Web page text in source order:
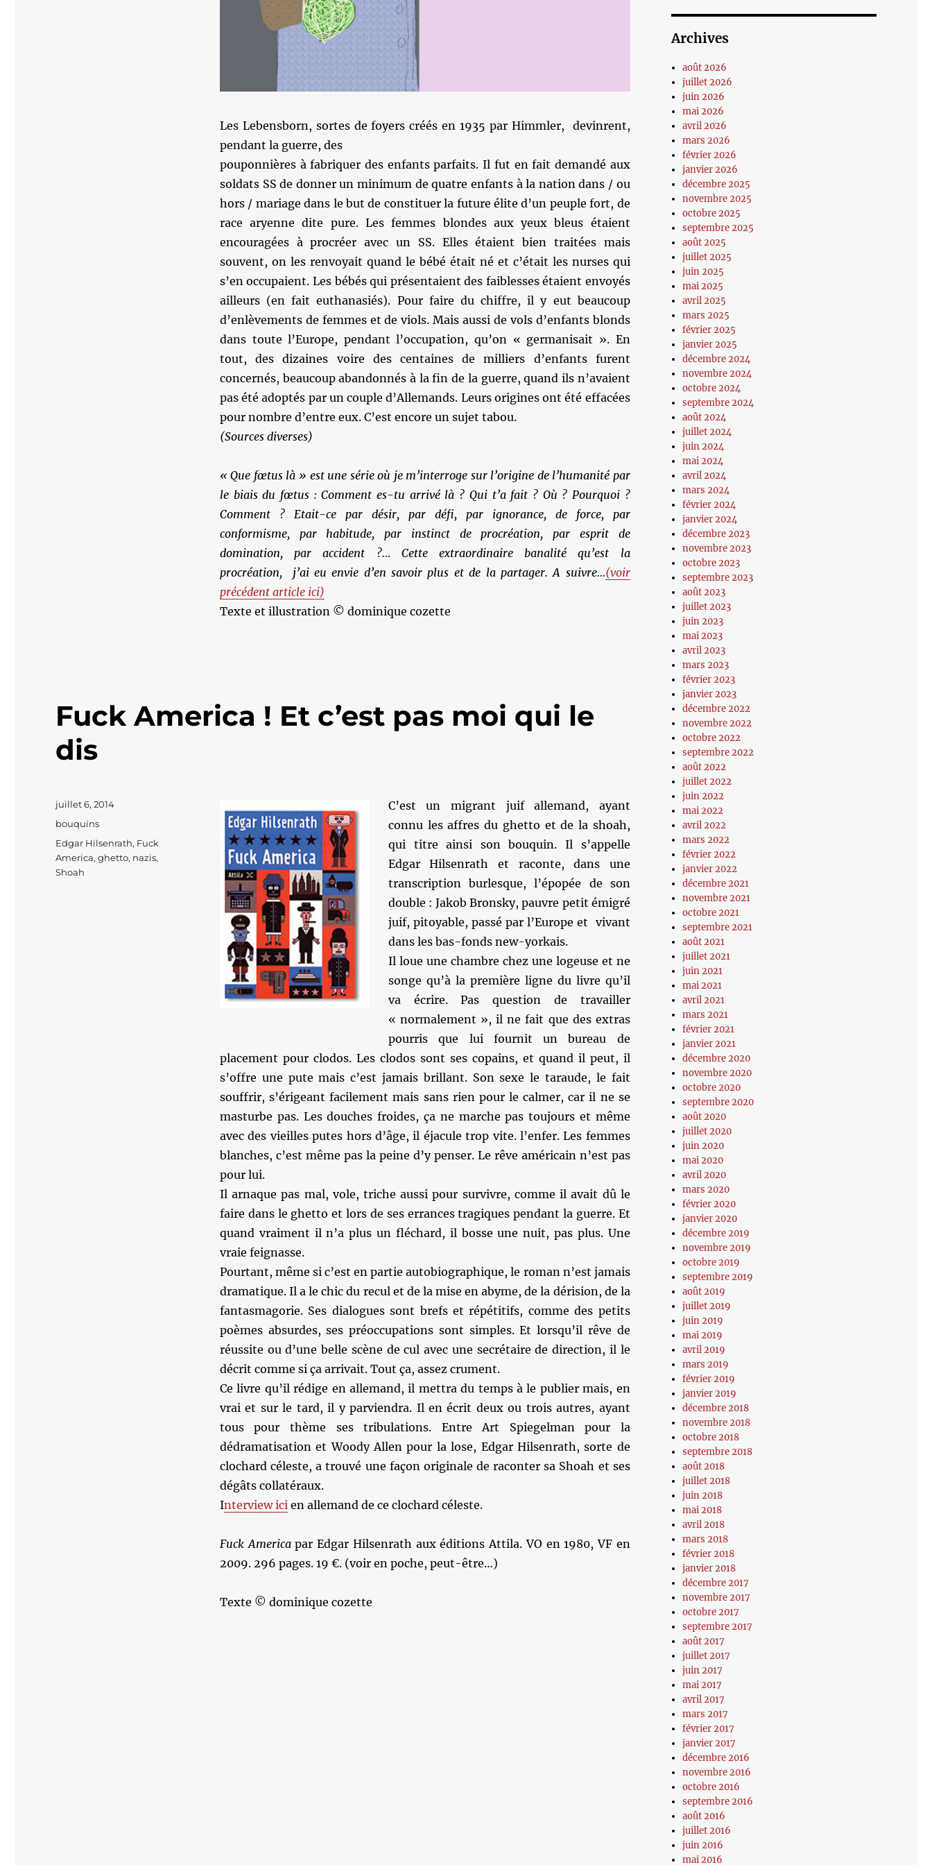
Les Lebensborn, sortes de foyers créés en 1935 par Himmler, devinrent,
pendant la guerre, des
pouponnières à fabriquer des enfants parfaits. Il fut en fait demandé aux
soldats SS de donner un minimum de quatre enfants à la nation dans / ou
hors / mariage dans le but de constituer la future élite d’un peuple fort, de
race aryenne dite pure. Les femmes blondes aux yeux bleus étaient
encouragées à procréer avec un SS. Elles étaient bien traitées mais
souvent, on les renvoyait quand le bébé était né et c’était les nurses qui
s’en occupaient. Les bébés qui présentaient des faiblesses étaient envoyés
ailleurs (en fait euthanasiés). Pour faire du chiffre, il y eut beaucoup
d’enlèvements de femmes et de viols. Mais aussi de vols d’enfants blonds
dans toute l’Europe, pendant l’occupation, qu’on « germanisait ». En
tout, des dizaines voire des centaines de milliers d’enfants furent
concernés, beaucoup abandonnés à la fin de la guerre, quand ils n’avaient
pas été adoptés par un couple d’Allemands. Leurs origines ont été effacées
pour nombre d’entre eux. C’est encore un sujet tabou.
(Sources diverses)
« Que fœtus là » est une série où je m’interroge sur l’origine de l’humanité par
le biais du fœtus : Comment es-tu arrivé là ? Qui t’a fait ? Où ? Pourquoi ?
Comment ? Etait-ce par désir, par défi, par ignorance, de force, par
conformisme, par habitude, par instinct de procréation, par esprit de
domination, par accident ?… Cette extraordinaire banalité qu’est la
procréation, j’ai eu envie d’en savoir plus et de la partager. A suivre…(voir
précédent article ici)
Texte et illustration © dominique cozette
Fuck America ! Et c’est pas moi qui le
dis
C’est un migrant juif allemand, ayant
connu les affres du ghetto et de la shoah,
qui titre ainsi son bouquin. Il s’appelle
Edgar Hilsenrath et raconte, dans une
transcription burlesque, l’épopée de son
double : Jakob Bronsky, pauvre petit émigré
juif, pitoyable, passé par l’Europe et vivant
dans les bas-fonds new-yorkais.
Il loue une chambre chez une logeuse et ne
songe qu’à la première ligne du livre qu’il
va écrire. Pas question de travailler
« normalement », il ne fait que des extras
pourris que lui fournit un bureau de
placement pour clodos. Les clodos sont ses copains, et quand il peut, il
s’offre une pute mais c’est jamais brillant. Son sexe le taraude, le fait
souffrir, s’érigeant facilement mais sans rien pour le calmer, car il ne se
masturbe pas. Les douches froides, ça ne marche pas toujours et même
avec des vieilles putes hors d’âge, il éjacule trop vite. l’enfer. Les femmes
blanches, c’est même pas la peine d’y penser. Le rêve américain n’est pas
pour lui.
Il arnaque pas mal, vole, triche aussi pour survivre, comme il avait dû le
faire dans le ghetto et lors de ses errances tragiques pendant la guerre. Et
quand vraiment il n’a plus un fléchard, il bosse une nuit, pas plus. Une
vraie feignasse.
Pourtant, même si c’est en partie autobiographique, le roman n’est jamais
dramatique. Il a le chic du recul et de la mise en abyme, de la dérision, de la
fantasmagorie. Ses dialogues sont brefs et répétitifs, comme des petits
poèmes absurdes, ses préoccupations sont simples. Et lorsqu’il rêve de
réussite ou d’une belle scène de cul avec une secrétaire de direction, il le
décrit comme si ça arrivait. Tout ça, assez crument.
Ce livre qu’il rédige en allemand, il mettra du temps à le publier mais, en
vrai et sur le tard, il y parviendra. Il en écrit deux ou trois autres, ayant
tous pour thème ses tribulations. Entre Art Spiegelman pour la
dédramatisation et Woody Allen pour la lose, Edgar Hilsenrath, sorte de
clochard céleste, a trouvé une façon originale de raconter sa Shoah et ses
dégâts collatéraux.
Interview icien allemand de ce clochard céleste.
Fuck Americapar Edgar Hilsenrath aux éditions Attila. VO en 1980, VF en
2009. 296 pages. 19 €. (voir en poche, peut-être…)
Texte © dominique cozette
Publié
le
juillet 6, 2014
Catégories
bouquins
Étiquettes
Edgar Hilsenrath, Fuck
America,ghetto, nazis,
Shoah
Archives
août 2026
juillet 2026
juin 2026
mai 2026
avril 2026
mars 2026
février 2026
janvier 2026
décembre 2025
novembre 2025
octobre 2025
septembre 2025
août 2025
juillet 2025
juin 2025
mai 2025
avril 2025
mars 2025
février 2025
janvier 2025
décembre 2024
novembre 2024
octobre 2024
septembre 2024
août 2024
juillet 2024
juin 2024
mai 2024
avril 2024
mars 2024
février 2024
janvier 2024
décembre 2023
novembre 2023
octobre 2023
septembre 2023
août 2023
juillet 2023
juin 2023
mai 2023
avril 2023
mars 2023
février 2023
janvier 2023
décembre 2022
novembre 2022
octobre 2022
septembre 2022
août 2022
juillet 2022
juin 2022
mai 2022
avril 2022
mars 2022
février 2022
janvier 2022
décembre 2021
novembre 2021
octobre 2021
septembre 2021
août 2021
juillet 2021
juin 2021
mai 2021
avril 2021
mars 2021
février 2021
janvier 2021
décembre 2020
novembre 2020
octobre 2020
septembre 2020
août 2020
juillet 2020
juin 2020
mai 2020
avril 2020
mars 2020
février 2020
janvier 2020
décembre 2019
novembre 2019
octobre 2019
septembre 2019
août 2019
juillet 2019
juin 2019
mai 2019
avril 2019
mars 2019
février 2019
janvier 2019
décembre 2018
novembre 2018
octobre 2018
septembre 2018
août 2018
juillet 2018
juin 2018
mai 2018
avril 2018
mars 2018
février 2018
janvier 2018
décembre 2017
novembre 2017
octobre 2017
septembre 2017
août 2017
juillet 2017
juin 2017
mai 2017
avril 2017
mars 2017
février 2017
janvier 2017
décembre 2016
novembre 2016
octobre 2016
septembre 2016
août 2016
juillet 2016
juin 2016
mai 2016